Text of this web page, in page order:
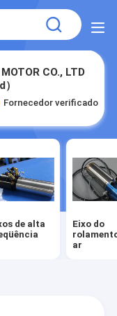
CO., LTD
Fornecedor verificado
de alta
Eixo do
ar